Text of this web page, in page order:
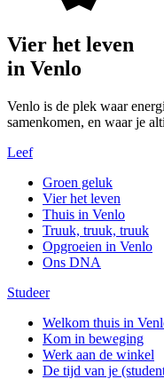
Vier het leven
in Venlo
Venlo is de plek waar
samenkomen, en waar je
Leef
Groen geluk
Vier het leven
Thuis in Venlo
Truuk, truuk, truuk
Opgroeien in Venlo
Ons DNA
Studeer
Welkom thuis in
Kom in beweging
Werk aan de winkel
De tijd van je